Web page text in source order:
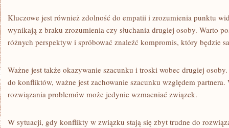
Kluczowe​ jest również zdolność do⁢ empatii‌ i‍ zrozumienia ⁤punktu‌
wynikają z ⁤braku zrozumienia czy słuchania drugiej osoby. Warto
różnych perspektyw i spróbować znaleźć kompromis,‍ który będzie
Ważne jest także okazywanie szacunku i troski wobec drugiej
do konfliktów, ważne jest zachowanie⁤ szacunku względem partnera.⁣
rozwiązania problemów⁣ może jedynie wzmacniać związek.
W sytuacji, gdy konflikty w‍ związku stają się zbyt trudne do